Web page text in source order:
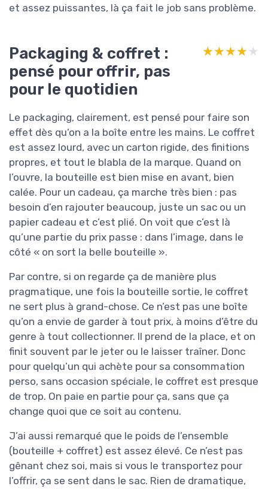
et assez puissantes, là ça fait le job sans problème.
Packaging & coffret :
pensé pour offrir, pas
pour le quotidien
★★★★★
★★★★★
Le packaging, clairement, est pensé pour faire son
effet dès qu’on a la boîte entre les mains. Le coffret
est assez lourd, avec un carton rigide, des finitions
propres, et tout le blabla de la marque. Quand on
l’ouvre, la bouteille est bien mise en avant, bien
calée. Pour un cadeau, ça marche très bien : pas
besoin d’en rajouter beaucoup, juste un sac ou un
papier cadeau et c’est plié. On voit que c’est là
qu’une partie du prix passe : dans l’image, dans le
côté « on sort la belle bouteille ».
Par contre, si on regarde ça de manière plus
pragmatique, une fois la bouteille sortie, le coffret
ne sert plus à grand-chose. Ce n’est pas une boîte
qu’on a envie de garder à tout prix, à moins d’être du
genre à tout collectionner. Il prend de la place, et on
finit souvent par le jeter ou le laisser traîner. Donc
pour quelqu’un qui achète pour sa consommation
perso, sans occasion spéciale, le coffret est presque
de trop. On paie en partie pour ça, sans que ça
change quoi que ce soit au contenu.
J’ai aussi remarqué que le poids de l’ensemble
(bouteille + coffret) est assez élevé. Ce n’est pas
gênant chez soi, mais si vous le transportez pour
l’offrir, ça se sent dans le sac. Rien de dramatique,